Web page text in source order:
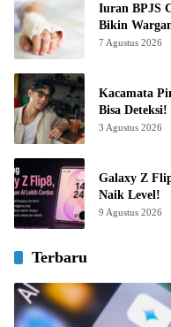
Iuran BPJS
Bikin
7 Agustus 2026
Kacamata
Bisa Deteksi!
3 Agustus 2026
Galaxy Z
Naik Level!
9 Agustus 2026
Terbaru